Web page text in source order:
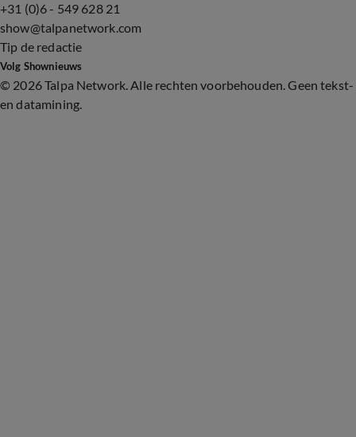
+31 (0)6 - 549 628 21
show@talpanetwork.com
Tip de redactie
Volg Shownieuws
© 2026 Talpa Network. Alle rechten voorbehouden. Geen tekst-
en datamining.